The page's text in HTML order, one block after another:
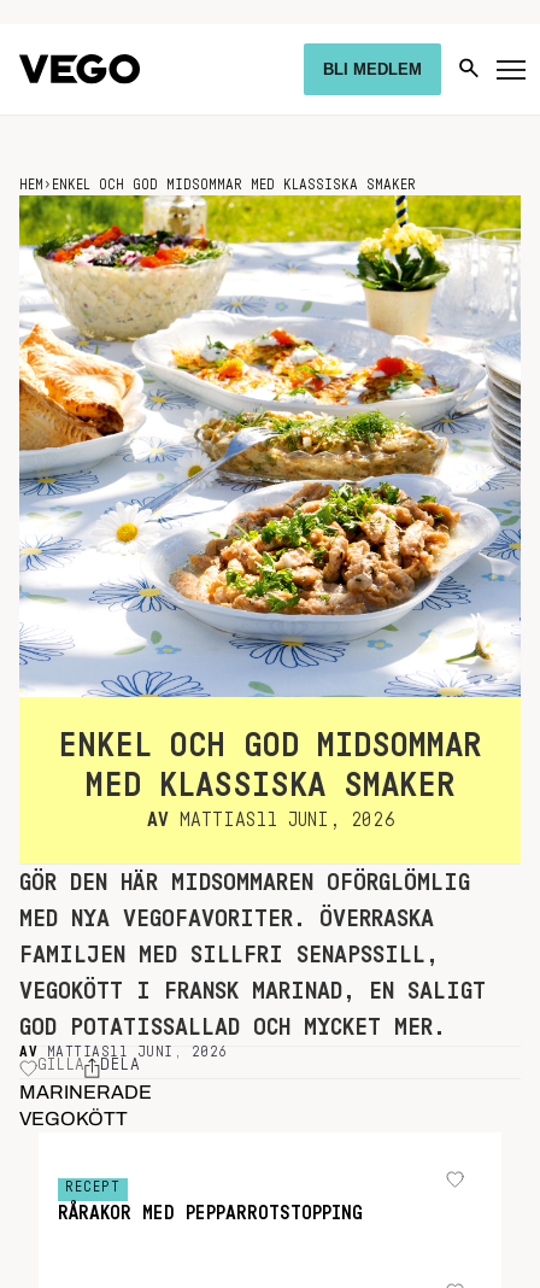
BLI MEDLEM
HEM › ENKEL OCH GOD MIDSOMMAR MED KLASSISKA SMAKER
ENKEL OCH GOD MIDSOMMAR
MED KLASSISKA SMAKER
AV MATTIAS 11 JUNI, 2026
GÖR DEN HÄR MIDSOMMAREN OFÖRGLÖMLIG
MED NYA VEGOFAVORITER. ÖVERRASKA
FAMILJEN MED SILLFRI SENAPSSILL,
VEGOKÖTT I FRANSK MARINAD, EN SALIGT
GOD POTATISSALLAD OCH MYCKET MER.
AV MATTIAS11 JUNI, 2026
GILLA DELA
MARINERADE
VEGOKÖTT
RECEPT
RÅRAKOR MED PEPPARROTSTOPPING